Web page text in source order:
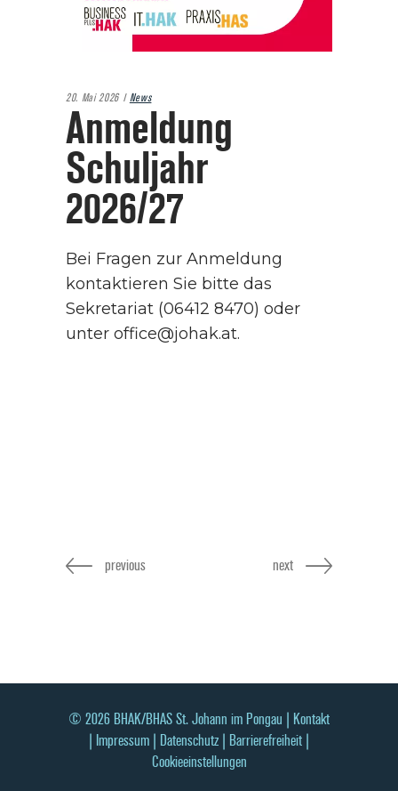
20. Mai 2026 News
Anmeldung
Schuljahr
2026/27
Bei Fragen zur Anmeldung
kontaktieren Sie bitte das
Sekretariat (06412 8470) oder
unter office@johak.at.
previous next
© 2026 BHAK/BHAS St. Johann im Pongau | Kontakt
Impressum Datenschutz Barrierefreiheit
Cookieeinstellungen